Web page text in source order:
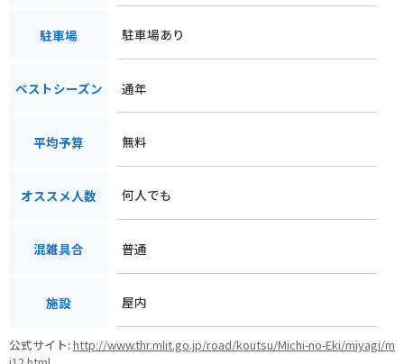
駐車場 駐車場あり
ベストシーズン 通年
平均予算 無料
オススメ人数 何人でも
混雑具合 普通
施設 屋内
公式サイト:http://www.thr.mlit.go.jp/road/koutsu/Michi-no-Eki/miyagi/m